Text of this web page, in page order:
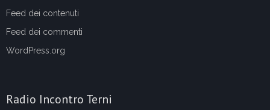
Feed dei contenuti
Feed dei commenti
WordPress.org
Radio Incontro Terni